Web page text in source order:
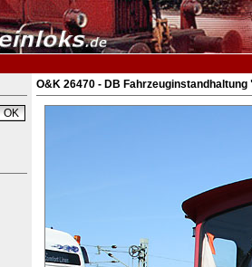
O&K 26470 - DB Fahrzeuginstandhaltung